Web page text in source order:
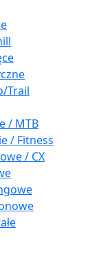
Trail
/ MTB
/ Fitness
/ CX